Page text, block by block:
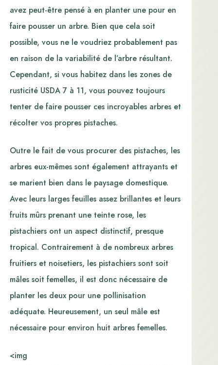
avez peut-être pensé à en planter une pour en
faire pousser un arbre. Bien que cela soit
possible, vous ne le voudriez probablement pas
en raison de la variabilité de l’arbre résultant.
Cependant, si vous habitez dans les zones de
rusticité USDA 7 à 11, vous pouvez toujours
tenter de faire pousser ces incroyables arbres et
récolter vos propres pistaches.
Outre le fait de vous procurer des pistaches, les
arbres eux-mêmes sont également attrayants et
se marient bien dans le paysage domestique.
Avec leurs larges feuilles assez brillantes et leurs
fruits mûrs prenant une teinte rose, les
pistachiers ont un aspect distinctif, presque
tropical. Contrairement à de nombreux arbres
fruitiers et noisetiers, les pistachiers sont soit
mâles soit femelles, il est donc nécessaire de
planter les deux pour une pollinisation
adéquate. Heureusement, un seul mâle est
nécessaire pour environ huit arbres femelles.
<img